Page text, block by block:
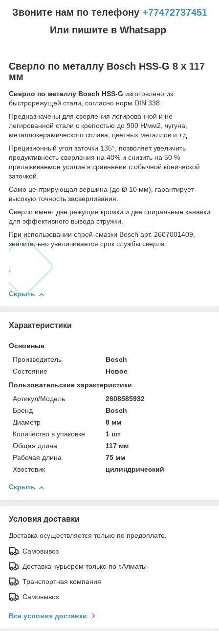
Звоните нам по телефону +77472737451
Или пишите в Whatsapp
Сверло по металлу Bosch HSS-G 8 x 117
мм
Сверло по металлу Bosch HSS-G изготовлено из
быстрорежущей стали, согласно норм DIN 338.
Предназначены для сверления легированной и не
легированной стали с крепостью до 900 Н/мм2, чугуна,
металлокерамического сплава, цветных металлов и т.д.
Прецизионный угол заточки 135°, позволяет увеличить
продуктивность сверления на 40% и снизить на 50 %
прилаживаемое усилие в сравнении с обычной конической
заточкой.
Само центрирующая вершина (до Ø 10 мм), гарантирует
высокую точность засверливания.
Сверло имеет две режущие кромки и две спиральные канавки
для эффективного вывода стружки.
При использовании спрей-смазки Bosch арт. 2607001409,
значительно увеличивается срок службы сверла.
Скрыть
Характеристики
Основные
Производитель
Bosch
Состояние
Новое
Пользовательские характеристики
Артикул/Модель
2608585932
Бренд
Bosch
Диаметр
8 мм
Количество в упаковке
1 шт
Общая длина
117 мм
Рабочая длина
75 мм
Хвостовик
цилиндрический
Скрыть
Условия доставки
Доставка осуществляется только по предоплате.
Самовывоз
Доставка курьером только по г.Алматы
Транспортная компания
Самовывоз
Все условия доставки